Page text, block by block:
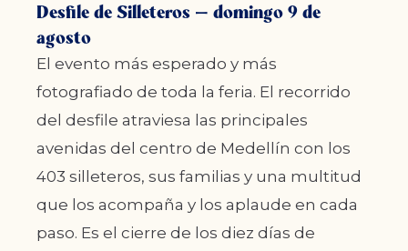
Desfile de Silleteros — domingo 9 de
agosto
El evento más esperado y más
fotografiado de toda la feria. El recorrido
del desfile atraviesa las principales
avenidas del centro de Medellín con los
403 silleteros, sus familias y una multitud
que los acompaña y los aplaude en cada
paso. Es el cierre de los diez días de